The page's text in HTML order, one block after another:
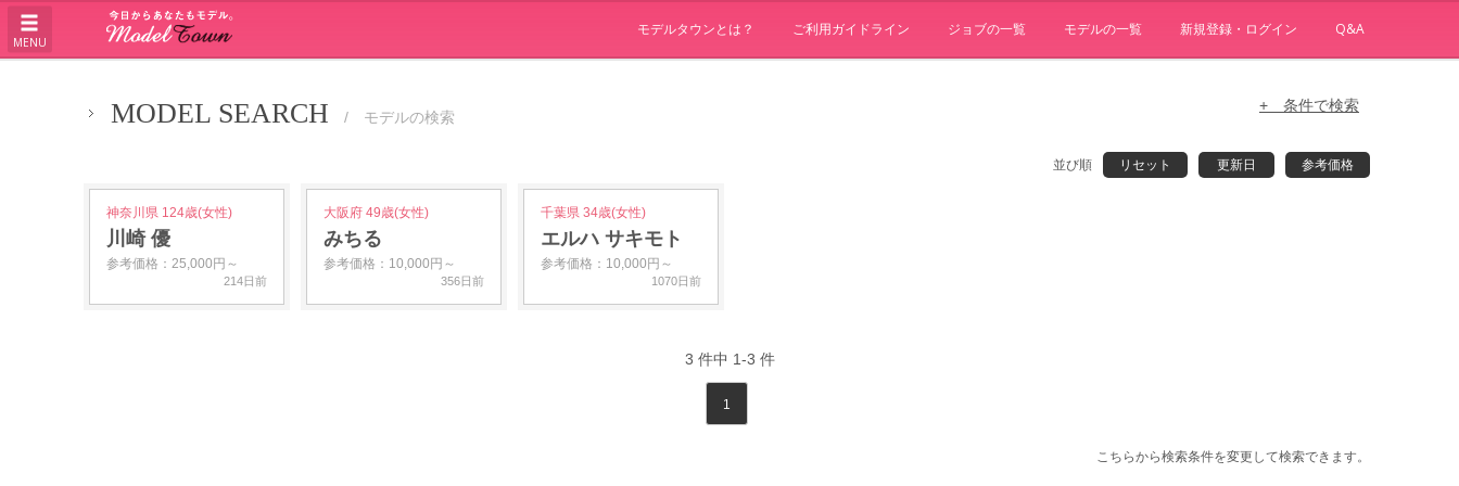
MENU
モデルタウンとは？ ご利用ガイドライン ジョブの一覧 モデルの一覧 新規登録・ログイン Q&A
MODEL SEARCH / モデルの検索
+ 条件で検索
並び順 リセット 更新日 参考価格
神奈川県 124歳(女性)
川崎 優
参考価格：25,000円～
214日前
大阪府 49歳(女性)
みちる
参考価格：10,000円～
356日前
千葉県 34歳(女性)
エルハ サキモト
参考価格：10,000円～
1070日前
3 件中 1-3 件
1
こちらから検索条件を変更して検索できます。